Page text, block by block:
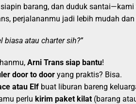
barang, dan duduk
perjalananmu jadi lebih mudah dan
biasa atau charter sih?”
Arni Trans siap bantu!
door to door yang praktis? Bisa.
atau Elf buat liburan bareng
perlu kirim paket kilat (barang